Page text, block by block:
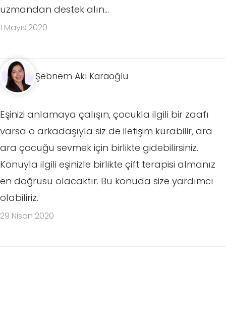
uzmandan destek alın...
1 Mayıs 2020
Şebnem Akı Karaoğlu
Eşinizi anlamaya çalışın, çocukla ilgili bir zaafı
varsa o arkadaşıyla siz de iletişim kurabilir, ara
ara çocuğu sevmek için birlikte gidebilirsiniz.
Konuyla ilgili eşinizle birlikte çift terapisi almanız
en doğrusu olacaktır. Bu konuda size yardımcı
olabiliriz.
29 Nisan 2020